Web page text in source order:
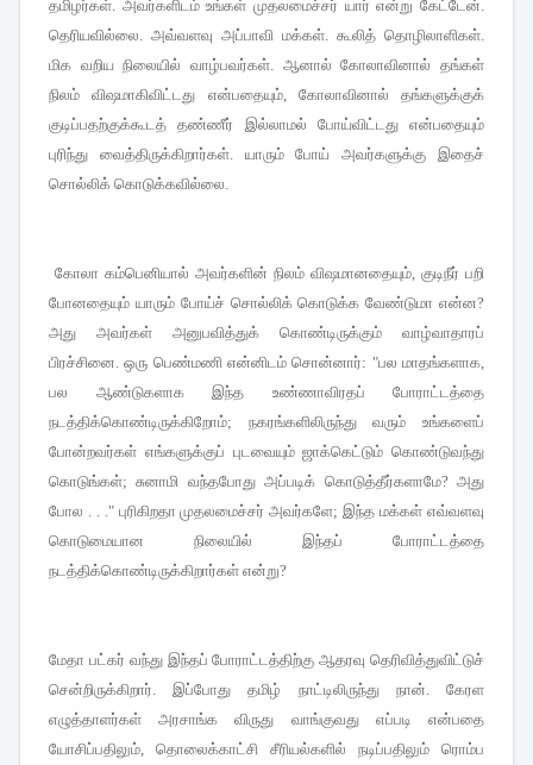
தெரியவில்லை அவ்வளவு அப்பாவி மக்கள் கூலித் தொழிலாளிகள்
மிக வறிய நிலையில் வாழ்பவர்கள்
ஆனால் கோலாவினால் தங்கள்
நிலம் விஷமாகிவிட்டது என்பதையும், கோலாவினால் தங்களுக்குக்
குடிப்பதற்குக்கூடத் தண்ணீர் இல்லாமல் போய்விட்டது என்பதையும்
புரிந்து வைத்திருக்கிறார்கள். யாரும் போய் அவர்களுக்கு இதைச்
சொல்லிக் கொடுக்கவில்லை
கோலா கம்பெனியால் அவர்களின் நிலம் விஷமானதையும் குடிநீர் பறி
போனதையும் யாரும் போய்ச் சொல்லிக் கொடுக்க வேண்டுமா என்ன?
அது அவர்கள் அனுபவித்துக் கொண்டிருக்கும் வாழ்வாதாரப்
பிரச்சினை .ஒரு பெண்மணி என்னிடம் சொன்னார்: "பல மாதங்களாக
பல ஆண்டுகளாக இந்த உண்ணாவிரதப் போராட்டத்தை
நடத்திக்கொண்டிருக்கிறோம்; நகரங்களிலிருந்து வரும் உங்களைப்
போன்றவர்கள் எங்களுக்குப் புடவையும் ஜாக்கெட்டும் கொண்டுவந்து
கொடுங்கள்;சுனாமி வந்தபோது அப்படிக் கொடுத்தீர்களாமே?அது
போல
" புரிகிறதா முதலமைச்சர் அவர்களே;இந்த மக்கள் எவ்வளவு
கொடுமையான நிலையில் இந்தப் போராட்டத்தை
நடத்திக்கொண்டிருக்கிறார்கள் என்று?
மேதா பட்கர் வந்து இந்தப் போராட்டத்திற்கு ஆதரவு தெரிவித்துவிட்டுச்
சென்றிருக்கிறார் .இப்போது தமிழ் நாட்டிலிருந்து நான் .கேரள
எழுத்தாளர்கள் அரசாங்க விருது வாங்குவது எப்படி என்பதை
யோசிப்பதிலும்
தொலைக்காட்சி சீரியல்களில் நடிப்பதிலும் ரொம்ப